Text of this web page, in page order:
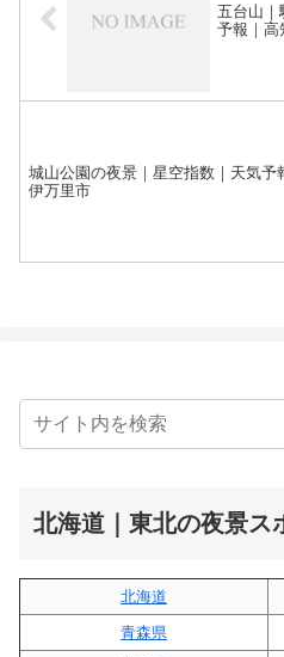
五台山｜
予報｜高
城山公園の夜景｜星空指数｜天気予
伊万里市
北海道｜東北の夜景ス
北海道
青森県